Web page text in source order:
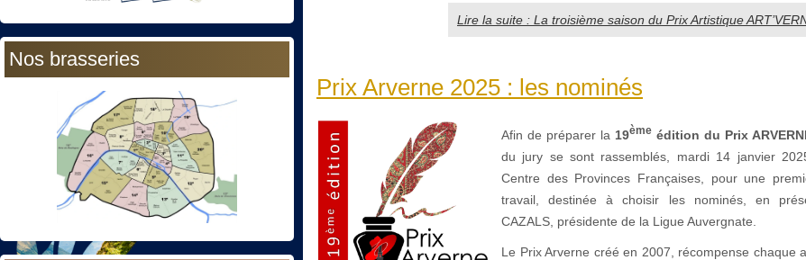
Nos brasseries
Lire la suite : La troisième saison du Prix Artistique
Prix Arverne 2025 : les nominés
Afin de préparer la 19ème édition du Prix
du jury se sont rassemblés, mardi 14 janvier
Centre des Provinces Françaises, pour une
travail, destinée à choisir les nominés, en
CAZALS, présidente de la Ligue Auvergnate.
Le Prix Arverne créé en 2007, récompense chaque